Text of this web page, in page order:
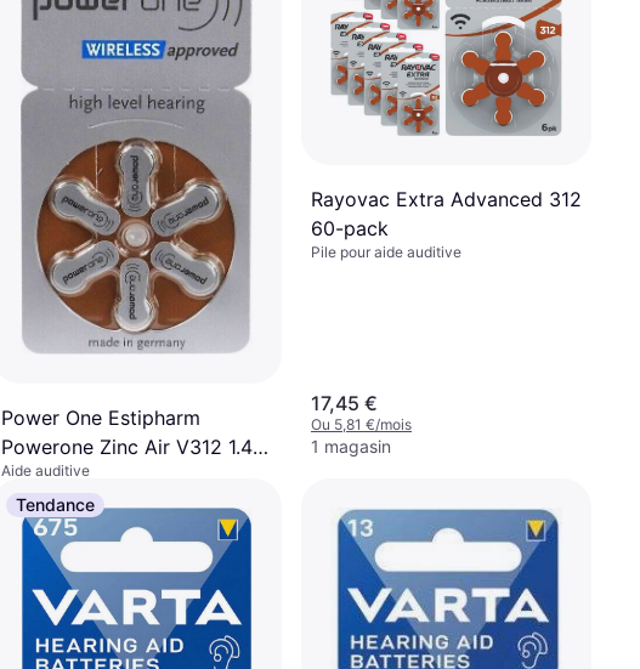
Power One Estipharm
Powerone Zinc Air V312 1.4 V
Blister de Vente au Détail
Paquet de 6
Aide auditive
1 €
Ou 0,33 €/mois
3 magasins
Rayovac Extra Advanced 312
60-pack
Pile pour aide auditive
17,45 €
Ou 5,81 €/mois
1 magasin
Tendance